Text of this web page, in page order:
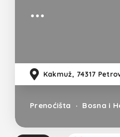
još davne 1978. godine
Kakmuž, 74317
Prenoćišta Bosna i